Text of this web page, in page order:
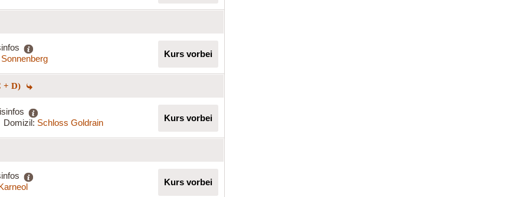
Kurs vorbei
+ D)
Domizil: Schloss Goldrain Kurs vorbei
Kurs vorbei